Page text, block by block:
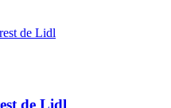
de Lidl